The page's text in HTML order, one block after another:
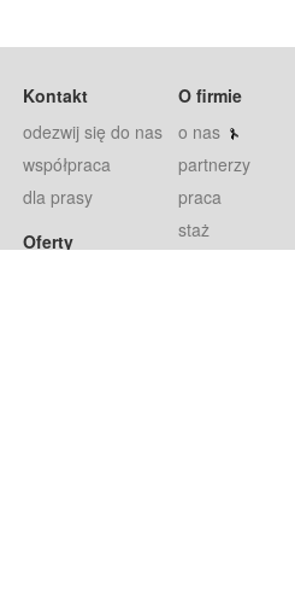
Kontakt
odezwij się do nas
współpraca
dla prasy
Oferty
O firmie
o nas
partnerzy
praca
staż